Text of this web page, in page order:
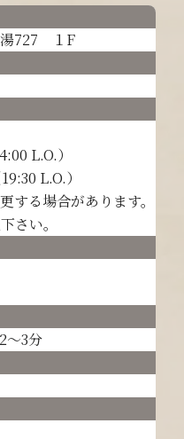
湯727 １F
L.O.）
L.O.）
る場合があります。
さい。
～3分